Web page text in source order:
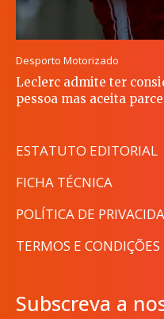
Desporto Motorizado
Leclerc admite ter
pessoa mas aceita
ESTATUTO EDITORIAL
FICHA TÉCNICA
POLÍTICA DE
TERMOS E CONDIÇÕES
Subscreva a